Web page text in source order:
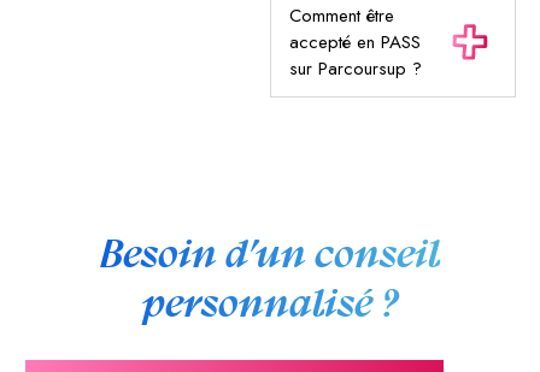
Comment être
accepté en PASS
sur Parcoursup ?
Besoin d’un conseil
personnalisé ?